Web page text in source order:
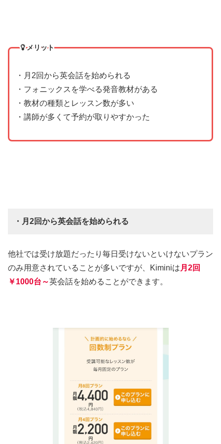
メリット
・月2回から英会話を始められる
・フォニックスを学べる発音教材がある
・教材の種類とレッスン数が多い
・講師が多くて予約が取りやすかった
・月2回から英会話を始められる
他社では受け放題だったり毎日受けないといけないプラン
のみ用意されていることが多いですが、Kiminiは 月2回
￥1000台～英会話を始めることができます。